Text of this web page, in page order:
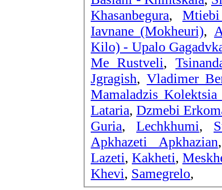
Khasanbegura,
Iavnane (Mokheuri),
Kilo) - Upalo
Me Rustveli,
Jgragish, Vladimer
Mamaladzis
Lataria, Dzmebi
Guria, Lechkhumi,
Apkhazeti Apkhazian
Lazeti, Kakheti,
Khevi, Samegrelo,